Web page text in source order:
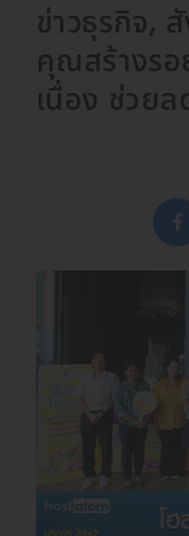
ข่าวธุรกิจ,
คุณสร้างรอ
เนื่อง ช่วย